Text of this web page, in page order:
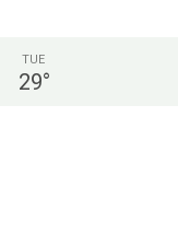
TUE
29°